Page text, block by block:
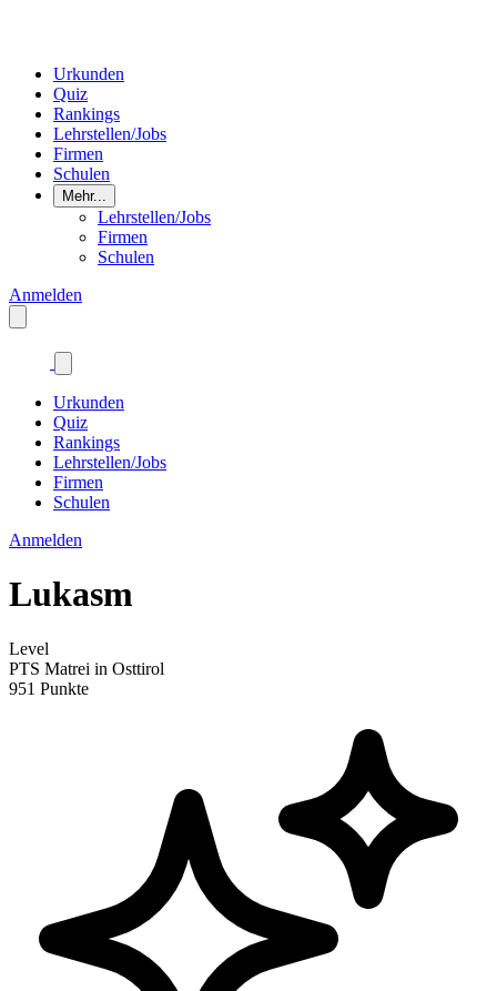
Urkunden
Quiz
Rankings
Lehrstellen/Jobs
Firmen
Schulen
Mehr...
Lehrstellen/Jobs
Firmen
Schulen
Anmelden
Urkunden
Quiz
Rankings
Lehrstellen/Jobs
Firmen
Schulen
Anmelden
Lukasm
Level
PTS Matrei in Osttirol
951 Punkte